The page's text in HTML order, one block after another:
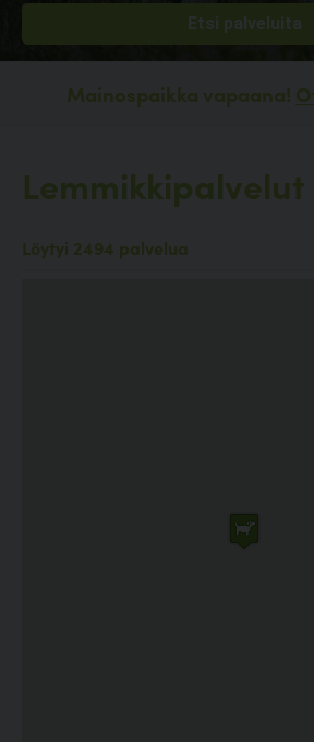
Mainospaikka vapaana!
Lemmikkipalvelut
Löytyi 2494 palvelua